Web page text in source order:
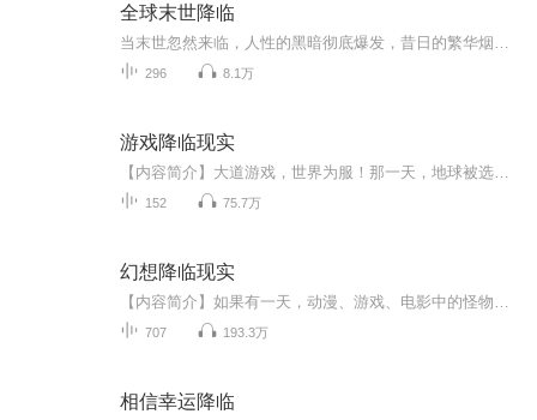
全球末世降临
296 8.1万
游戏降临现实
152 75.7万
幻想降临现实
707 193.3万
相信幸运降临